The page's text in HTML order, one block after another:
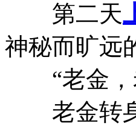
第二天
神秘而旷远
“老金，
老金转身